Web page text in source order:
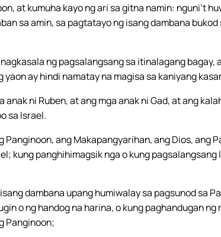
at kumuha kayo ng ari sa gitna namin: nguni’t
sa amin, sa pagtatayo ng isang dambana
ng pagsalangsang sa itinalagang bagay,
ay hindi namatay na magisa sa kaniyang
anak ni Ruben, at ang mga anak ni Gad, at ang
sa Israel.
Panginoon, ang Makapangyarihan, ang Dios, ang
kung panghihimagsik nga o kung pagsalangsang
dambana upang humiwalay sa pagsunod sa
o ng handog na harina, o kung paghandugan ng
Panginoon;